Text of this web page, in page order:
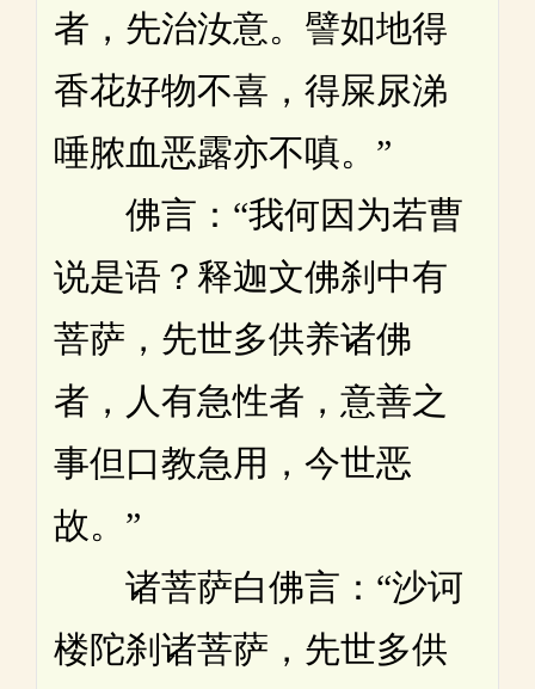
者，先治汝意。譬如地得
香花好物不喜，得屎尿涕
唾脓血恶露亦不嗔。”
佛言：“我何因为若曹
说是语？释迦文佛刹中有
菩萨，先世多供养诸佛
者，人有急性者，意善之
事但口教急用，今世恶
故。”
诸菩萨白佛言：“沙诃
楼陀刹诸菩萨，先世多供